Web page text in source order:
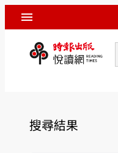
搜尋結果